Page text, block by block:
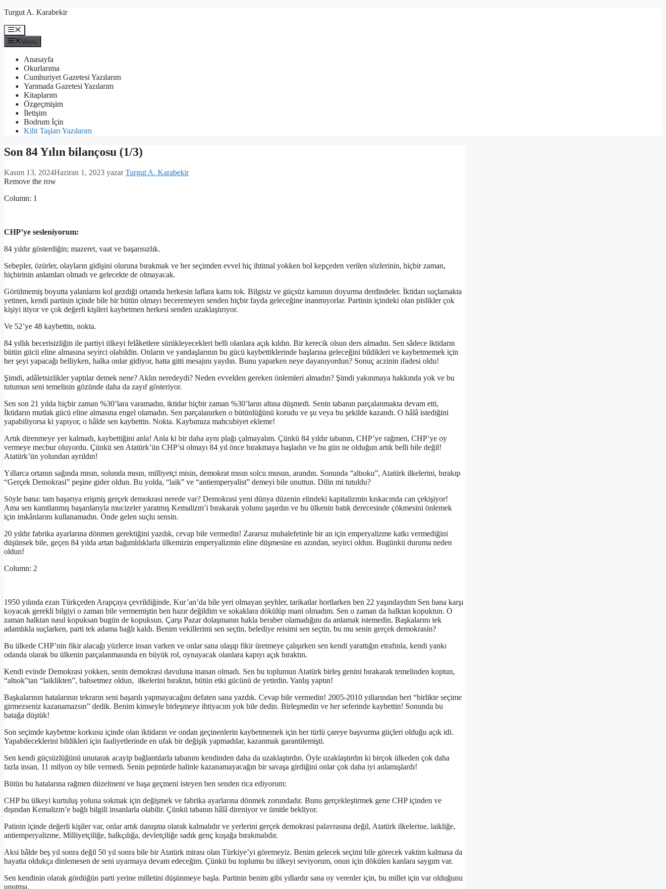
İçeriğe
Turgut A. Karabekir
Menü
Menü
Anasayfa
Okurlarıma
Cumhuriyet Gazetesi Yazılarım
Yarımada Gazetesi Yazılarım
Kitaplarım
Özgeçmişim
İletişim
Bodrum İçin
Kilit Taşları Yazılarım
Son 84 Yılın bilançosu (1/3)
Kasım 13, 2024Haziran 1, 2023 yazarTurgut A. Karabekir
Remove the row
Column: 1
CHP’ye sesleniyorum:
84 yıldır gösterdiğin; mazeret, vaat ve başarısızlık.
Sebepler, özürler, olayların gidişini oluruna bırakmak ve her seçimden evvel hiç ihtimal yokken bol kepçeden verilen sözlerinin, hiçbir zaman,
hiçbirinin anlamları olmadı ve gelecekte de olmayacak.
Görülmemiş boyutta yalanların kol gezdiği ortamda herkesin laflara karnı tok. Bilgisiz ve güçsüz karnının doyurma derdindeler. İktidarı suçlamakta
yetinen, kendi partinin içinde bile bir bütün olmayı beceremeyen senden hiçbir fayda geleceğine inanmıyorlar. Partinin içindeki olan pislikler çok
kişiyi itiyor ve çok değerli kişileri kaybetmen herkesi senden uzaklaştırıyor.
Ve 52’ye 48 kaybettin, nokta.
84 yıllık becerisizliğin ile partiyi ülkeyi felâketlere sürükleyecekleri belli olanlara açık kıldın. Bir kerecik olsun ders almadın. Sen sâdece iktidarın
bütün gücü eline almasına seyirci olabildin. Onların ve yandaşlarının bu gücü kaybettiklerinde başlarına geleceğini bildikleri ve kaybetmemek için
her şeyi yapacağı belliyken, halka onlar gidiyor, hatta gitti mesajını yaydın. Bunu yaparken neye dayanıyordun? Sonuç aczinin ifadesi oldu!
Şimdi, adâletsizlikler yaptılar demek nene? Aklın neredeydi? Neden evvelden gereken önlemleri almadın? Şimdi yakınmaya hakkında yok ve bu
tutumun seni temelinin gözünde daha da zayıf gösteriyor.
Sen son 21 yılda hiçbir zaman %30’lara varamadın, iktidar hiçbir zaman %30’ların altına düşmedi. Senin tabanın parçalanmakta devam etti,
İktidarın mutlak gücü eline almasına engel olamadın. Sen parçalanırken o bütünlüğünü korudu ve şu veya bu şekilde kazandı. O hâlâ istediğini
yapabiliyorsa ki yapıyor, o hâlde sen kaybettin. Nokta. Kaybımıza mahcubiyet ekleme!
Artık direnmeye yer kalmadı, kaybettiğini anla! Anla ki bir daha aynı plağı çalmayalım. Çünkü 84 yıldır tabanın, CHP’ye rağmen, CHP’ye oy
vermeye mecbur oluyordu. Çünkü sen Atatürk’ün CHP’si olmayı 84 yıl önce bırakmaya başladın ve bu gün ne olduğun artık belli bile değil!
Atatürk’ün yolundan ayrıldın!
Yıllarca ortanın sağında mısın, solunda mısın, milliyetçi misin, demokrat mısın solcu musun, arandın. Sonunda “altıoku”, Atatürk ilkelerini, bırakıp
“Gerçek Demokrasi” peşine gider oldun. Bu yolda, “laik” ve “antiemperyalist” demeyi bile unuttun. Dilin mi tutuldu?
Söyle bana: tam başarıya erişmiş gerçek demokrasi nerede var? Demokrasi yeni dünya düzenin elindeki kapitalizmin kıskacında can çekişiyor!
Ama sen kanıtlanmış başarılarıyla mucizeler yaratmış Kemalizm’i bırakarak yolunu şaşırdın ve bu ülkenin batık derecesinde çökmesini önlemek
için imkânlarını kullanamadın. Önde gelen suçlu sensin.
20 yıldır fabrika ayarlarına dönmen gerektiğini yazdık, cevap bile vermedin! Zararsız muhalefetinle bir an için emperyalizme katkı vermediğini
düşünsek bile, geçen 84 yılda artan bağımlılıklarla ülkemizin emperyalizmin eline düşmesine en azından, seyirci oldun. Bugünkü duruma neden
oldun!
Column: 2
1950 yılında ezan Türkçeden Arapçaya çevrildiğinde, Kur’an’da bile yeri olmayan şeyhler, tarikatlar hortlarken ben 22 yaşındaydım Sen bana karşı
koyacak gerekli bilgiyi o zaman bile vermemiştin ben hazır değildim ve sokaklara dökülüp mani olmadım. Sen o zaman da halktan kopuktun. O
zaman halktan nasıl kopuksan bugün de kopuksun. Çarşı Pazar dolaşmanın hakla beraber olamadığını da anlamak istemedin. Başkalarını tek
adamlıkla suçlarken, parti tek adama bağlı kaldı. Benim vekillerimi sen seçtin, belediye reisimi sen seçtin, bu mu senin gerçek demokrasin?
Bu ülkede CHP’nin fikir alacağı yüzlerce insan varken ve onlar sana ulaşıp fikir üretmeye çalışırken sen kendi yarattığın etrafınla, kendi yankı
odanda olarak bu ülkenin parçalanmasında en büyük rol, oynayacak olanlara kapıyı açık bıraktın.
Kendi evinde Demokrasi yokken, senin demokrasi davuluna inanan olmadı. Sen bu toplumun Atatürk birleş genini bırakarak temelinden koptun,
“altıok”tan “laiklikten”, bahsetmez oldun, ilkelerini bıraktın, bütün etki gücünü de yetirdin. Yanlış yaptın!
Başkalarının hatalarının tekrarın seni başarılı yapmayacağını defaten sana yazdık. Cevap bile vermedin! 2005-2010 yıllarından beri “birlikte seçime
girmezseniz kazanamazsın” dedik. Benim kimseyle birleşmeye ihtiyacım yok bile dedin. Birleşmedin ve her seferinde kaybettin! Sonunda bu
batağa düştük!
Son seçimde kaybetme korkusu içinde olan iktidarın ve ondan geçinenlerin kaybetmemek için her türlü çareye başvurma güçleri olduğu açık idi.
Yapabileceklerini bildikleri için faaliyetlerinde en ufak bir değişik yapmadılar, kazanmak garantilemişti.
Sen kendi güçsüzlüğünü unutarak acayip bağlantılarla tabanını kendinden daha da uzaklaştırdın. Öyle uzaklaştırdın ki birçok ülkeden çok daha
fazla insan, 11 milyon oy bile vermedi. Senin pejmürde halinle kazanamayacağın bir savaşa girdiğini onlar çok daha iyi anlamışlardı!
Bütün bu hatalarına rağmen düzelmeni ve başa geçmeni isteyen ben senden rica ediyorum:
CHP bu ülkeyi kurtuluş yoluna sokmak için değişmek ve fabrika ayarlarına dönmek zorundadır. Bunu gerçekleştirmek gene CHP içinden ve
dışından Kemalizm’e bağlı bilgili insanlarla olabilir. Çünkü tabanın hâlâ direniyor ve ümitle bekliyor.
Patinin içinde değerli kişiler var, onlar artık danışma olarak kalmalıdır ve yerlerini gerçek demokrasi palavrasına değil, Atatürk ilkelerine, laikliğe,
antiemperyalizme, Milliyetçiliğe, halkçılığa, devletçiliğe sadık genç kuşağa bırakmalıdır.
Aksi hâlde beş yıl sonra değil 50 yıl sonra bile bir Atatürk mirası olan Türkiye’yi göremeyiz. Benim gelecek seçimi bile görecek vaktim kalmasa da
hayatta oldukça dinlemesen de seni uyarmaya devam edeceğim. Çünkü bu toplumu bu ülkeyi seviyorum, onun için dökülen kanlara saygım var.
Sen kendinin olarak gördüğün parti yerine milletini düşünmeye başla. Partinin benim gibi yıllardır sana oy verenler için, bu millet için var olduğunu
unutma.